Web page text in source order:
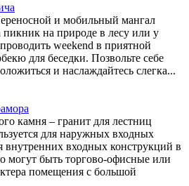
и мобильный мангал
пикник на природе в лесу или у
weekend в приятной
для беседки. Позвольте себе
и наслаждайтесь слегка...
камня – гранит для лестниц
для наружных входных
внутренних входных конструкций в
быть торгово-офисные или
помещения с большой